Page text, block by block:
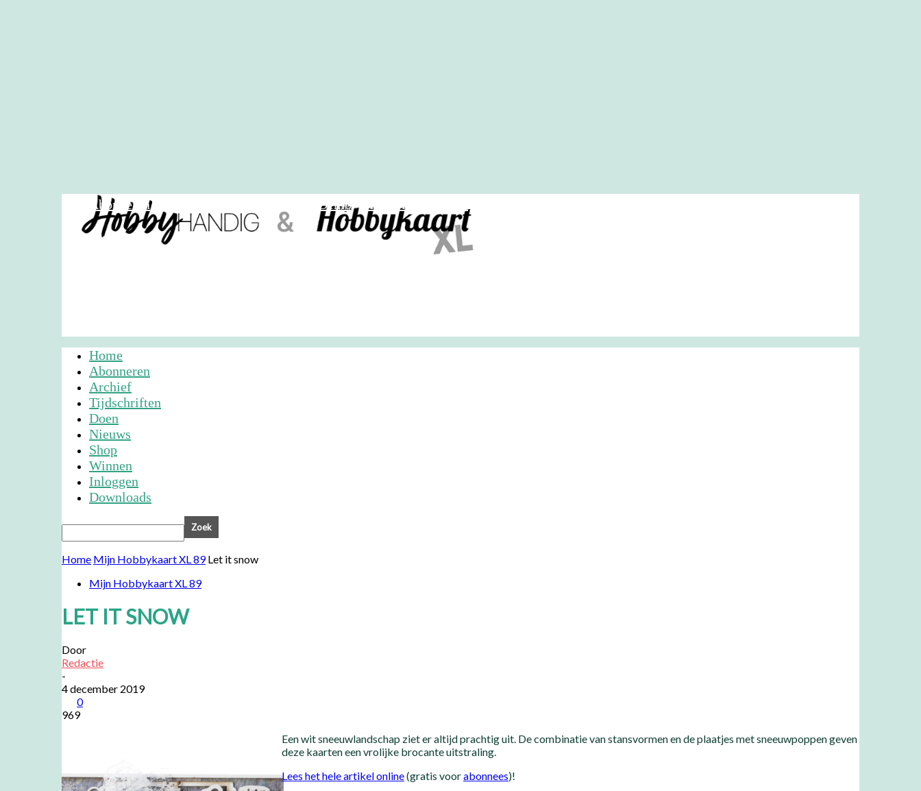
Abonneren Demo Archief
Home
Abonneren
Archief
Tijdschriften
Doen
Nieuws
Shop
Winnen
Inloggen
Downloads
Home Mijn Hobbykaart XL 89 Let it snow
Mijn Hobbykaart XL 89
LET IT SNOW
Door
Redactie
-
4 december 2019
0
969
Een wit sneeuwlandschap ziet er altijd prachtig uit. De combinatie van stansvormen en de plaatjes met sneeuwpoppen geven
deze kaarten een vrolijke brocante uitstraling.
Lees het hele artikel online(gratis voorabonnees)!